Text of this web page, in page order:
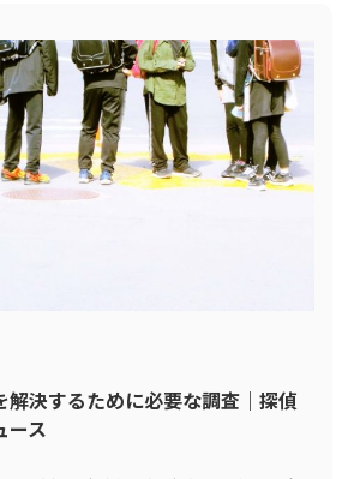
解決するために必要な調査｜探偵
ース